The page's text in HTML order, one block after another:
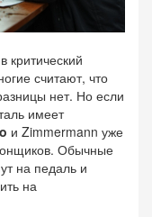
критический
считают, что
нет. Но если
имеет
и Zimmermann уже
Обычные
на педаль и
на